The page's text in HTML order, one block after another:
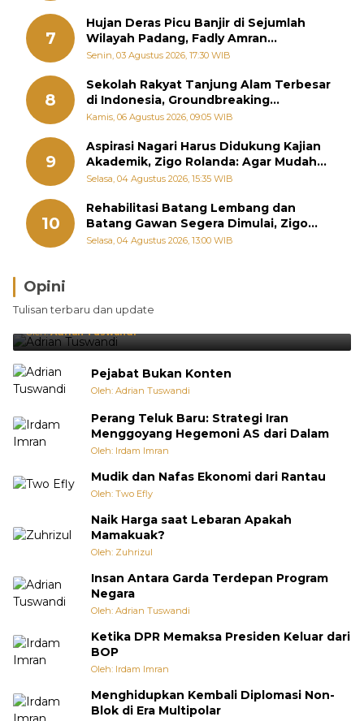
7
Hujan Deras Picu Banjir di Sejumlah
Wilayah Padang, Fadly Amran
Perintahkan OPD Siaga
Senin, 03 Agustus 2026, 17:30 WIB
8
Sekolah Rakyat Tanjung Alam Terbesar
di Indonesia, Groundbreaking
September
Kamis, 06 Agustus 2026, 09:05 WIB
9
Aspirasi Nagari Harus Didukung Kajian
Akademik, Zigo Rolanda: Agar Mudah
Diperjuangkan di Kementerian
Selasa, 04 Agustus 2026, 15:35 WIB
10
Rehabilitasi Batang Lembang dan
Batang Gawan Segera Dimulai, Zigo
Rolanda Pastikan Proyek Berjalan
Selasa, 04 Agustus 2026, 13:00 WIB
Opini
Tulisan terbaru dan update
Brasil Lebih Diunggulkan, tetapi Jepang Selalu
Punya Cara Membuat Kejutan
Oleh:Adrian Tuswandi
Pejabat Bukan Konten
Oleh: Adrian Tuswandi
Perang Teluk Baru: Strategi Iran
Menggoyang Hegemoni AS dari Dalam
Oleh: Irdam Imran
Mudik dan Nafas Ekonomi dari Rantau
Oleh: Two Efly
Naik Harga saat Lebaran Apakah
Mamakuak?
Oleh: Zuhrizul
Insan Antara Garda Terdepan Program
Negara
Oleh: Adrian Tuswandi
Ketika DPR Memaksa Presiden Keluar dari
BOP
Oleh: Irdam Imran
Menghidupkan Kembali Diplomasi Non-
Blok di Era Multipolar